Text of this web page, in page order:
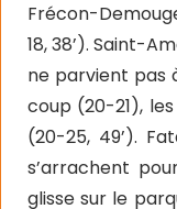
Frécon-
18, 38’). Saint-
ne parvient pas
coup (20-21),
(20-25, 49’).
s’arrachent
glisse sur le